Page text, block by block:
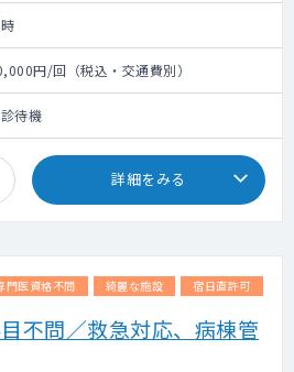
円/回（税込・交通費別）
待機
詳細をみる
門医資格不問 綺麗な施設 宿日直許可
不問／救急対応、病棟管